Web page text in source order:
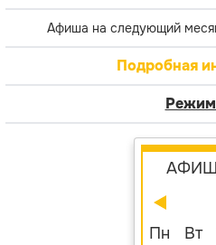
Афиша на следующий
Подробная
Режим
Пн Вт